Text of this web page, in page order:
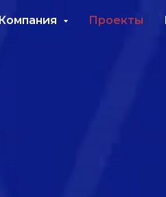
Компания Проекты